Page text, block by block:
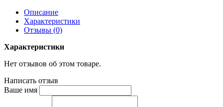
Описание
Характеристики
Отзывы (0)
Характеристики
Нет отзывов об этом товаре.
Написать отзыв
Ваше имя